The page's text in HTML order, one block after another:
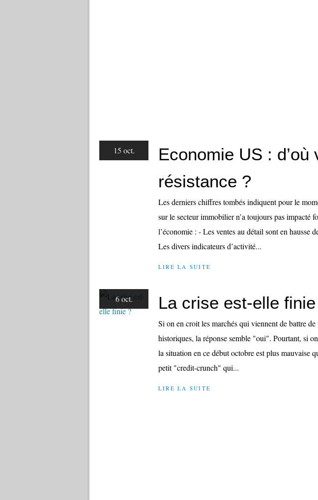
15 oct.
Economie US : d’où
résistance ?
Les derniers chiffres tombés indiquent pour le
sur le secteur immobilier n’a toujours pas impacté
l’économie : - Les ventes au détail sont en hausse
Les divers indicateurs d’activité...
LIRE LA SUITE
6 oct. La crise est-elle
Si on en croit les marchés qui viennent de battre
historiques, la réponse semble "oui". Pourtant, si
la situation en ce début octobre est plus mauvaise
petit "credit-crunch" qui...
LIRE LA SUITE